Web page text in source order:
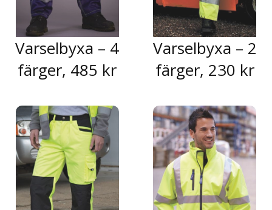
Varselbyxa – 4
färger, 485 kr
Varselbyxa – 2
färger, 230 kr